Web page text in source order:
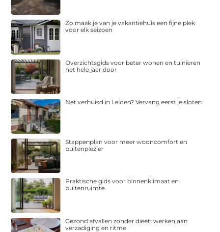
Zo maak je van je vakantiehuis een fijne plek
voor elk seizoen
Overzichtsgids voor beter wonen en tuinieren
het hele jaar door
Net verhuisd in Leiden? Vervang eerst je sloten
Stappenplan voor meer wooncomfort en
buitenplezier
Praktische gids voor binnenklimaat en
buitenruimte
Gezond afvallen zonder dieet: werken aan
verzadiging en ritme